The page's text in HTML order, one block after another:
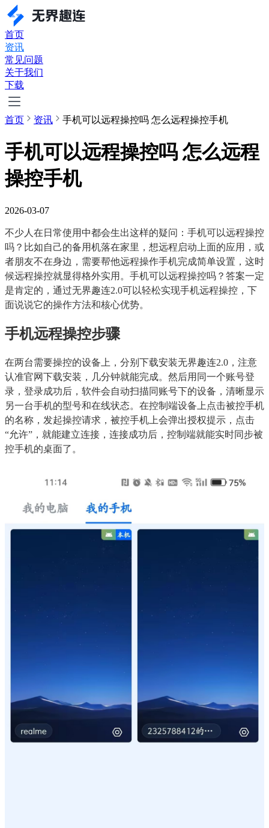
首页
资讯
常见问题
关于我们
下载
首页 资讯 手机可以远程操控吗 怎么远程操控手机
手机可以远程操控吗 怎么远程
操控手机
2026-03-07
不少人在日常使用中都会生出这样的疑问：手机可以远程操控
吗？比如自己的备用机落在家里，想远程启动上面的应用，或
者朋友不在身边，需要帮他远程操作手机完成简单设置，这时
候远程操控就显得格外实用。手机可以远程操控吗？答案一定
是肯定的，通过无界趣连2.0可以轻松实现手机远程操控，下
面说说它的操作方法和核心优势。
手机远程操控步骤
在两台需要操控的设备上，分别下载安装无界趣连2.0，注意
认准官网下载安装，几分钟就能完成。然后用同一个账号登
录，登录成功后，软件会自动扫描同账号下的设备，清晰显示
另一台手机的型号和在线状态。在控制端设备上点击被控手机
的名称，发起操控请求，被控手机上会弹出授权提示，点击
“允许”，就能建立连接，连接成功后，控制端就能实时同步被
控手机的桌面了。